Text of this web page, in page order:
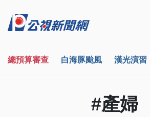
總預算審查 白海豚颱風 漢光演習
#產婦